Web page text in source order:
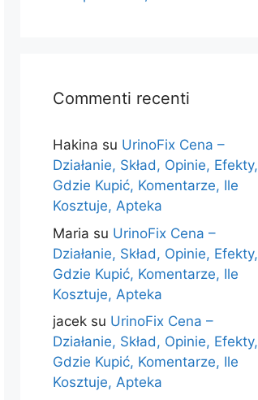
Commenti recenti
Hakina su UrinoFix Cena –
Działanie, Skład, Opinie, Efekty,
Gdzie Kupić, Komentarze, Ile
Kosztuje, Apteka
Maria su UrinoFix Cena –
Działanie, Skład, Opinie, Efekty,
Gdzie Kupić, Komentarze, Ile
Kosztuje, Apteka
jacek su UrinoFix Cena –
Działanie, Skład, Opinie, Efekty,
Gdzie Kupić, Komentarze, Ile
Kosztuje, Apteka